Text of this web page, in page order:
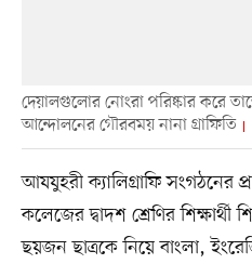
দেয়ালগুলোর নোংরা পরিষ্কার করে
আন্দোলনের গৌরবময় নানা গ্রাফিতি
আযযুহরী ক্যালিগ্রাফি সংগঠনের
কলেজের দ্বাদশ শ্রেণির
ছয়জন ছাত্রকে নিয়ে বাংলা,